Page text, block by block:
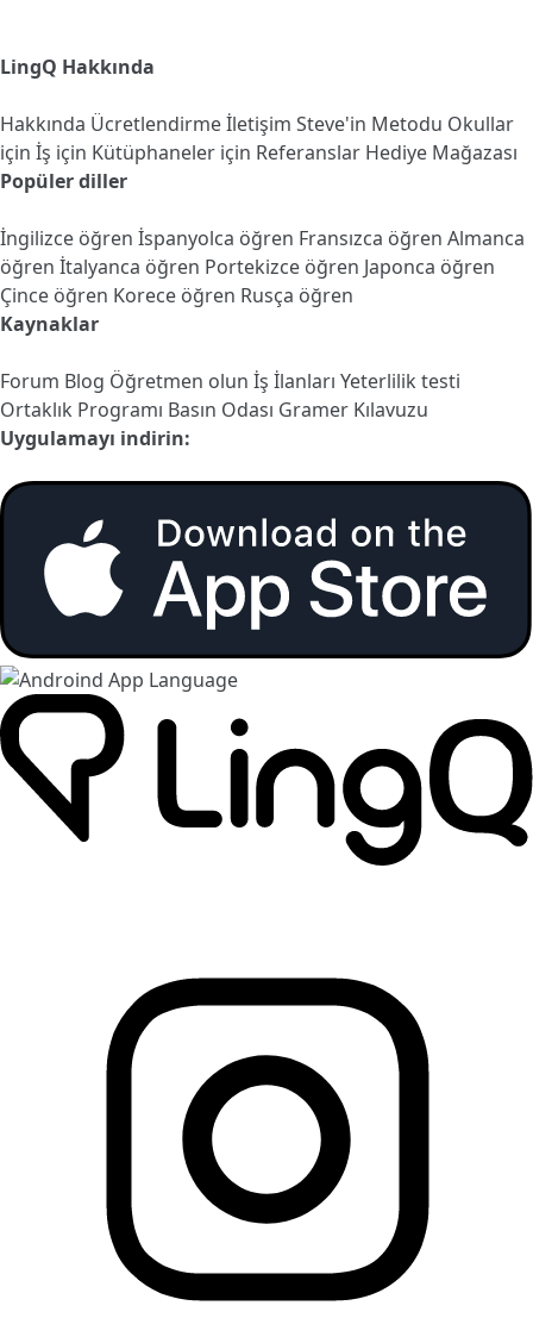
LingQ Hakkında
Hakkında Ücretlendirmeİletişim Steve'in Metodu Okullar
için İş için Kütüphaneler için Referanslar Hediye Mağazası
Popüler diller
İngilizce öğren İspanyolca öğren Fransızca öğren Almanca
öğren İtalyanca öğren Portekizce öğren Japonca öğren
Çince öğren Korece öğren Rusça öğren
Kaynaklar
Forum Blog Öğretmen olun İş İlanları Yeterlilik testi
Ortaklık Programı Basın Odası Gramer Kılavuzu
Uygulamayı indirin: